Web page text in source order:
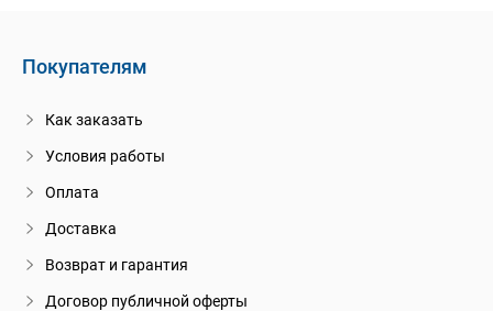
Покупателям
Как заказать
Условия работы
Оплата
Доставка
Возврат и гарантия
Договор публичной оферты